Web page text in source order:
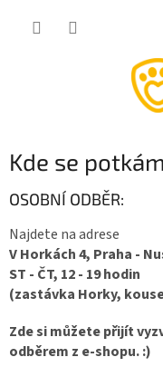
Kde se
OSOBNÍ ODBĚR:
Najdete na adrese
V Horkách 4, Praha -
ST - ČT, 12 - 19 hodin
(zastávka Horky,
Zde si můžete přijít
odběrem z e-shopu. :)